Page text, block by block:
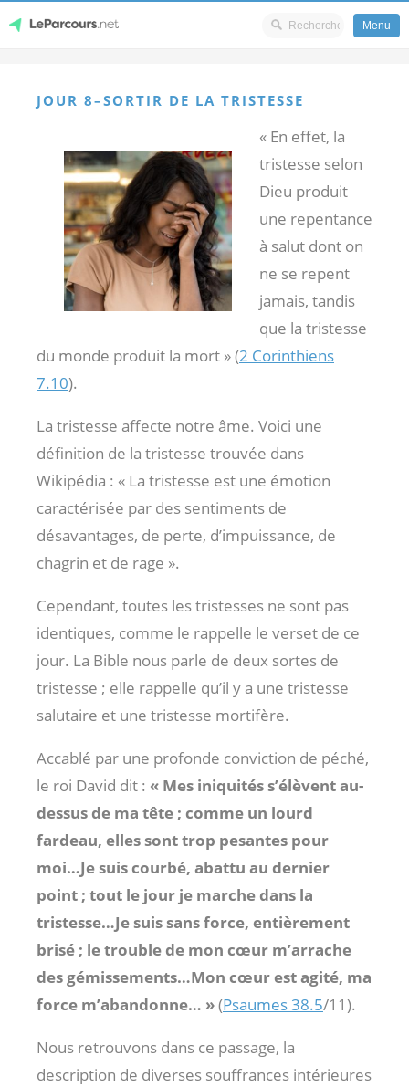
content
Menu
JOUR 8–SORTIR DE LA TRISTESSE
« En effet, la
tristesse selon
Dieu produit
une repentance
à salut dont on
ne se repent
jamais, tandis
que la tristesse
du monde produit la mort » (2 Corinthiens
7.10).
La tristesse affecte notre âme. Voici une
définition de la tristesse trouvée dans
Wikipédia : « La tristesse est une émotion
caractérisée par des sentiments de
désavantages, de perte, d’impuissance, de
chagrin et de rage ».
Cependant, toutes les tristesses ne sont pas
identiques, comme le rappelle le verset de ce
jour. La Bible nous parle de deux sortes de
tristesse ; elle rappelle qu’il y a une tristesse
salutaire et une tristesse mortifère.
Accablé par une profonde conviction de péché,
le roi David dit : « Mes iniquités s’élèvent au-
dessus de ma tête ; comme un lourd
fardeau, elles sont trop pesantes pour
moi…Je suis courbé, abattu au dernier
point ; tout le jour je marche dans la
tristesse…Je suis sans force, entièrement
brisé ; le trouble de mon cœur m’arrache
des gémissements…Mon cœur est agité, ma
force m’abandonne… »(Psaumes 38.5/11).
Nous retrouvons dans ce passage, la
description de diverses souffrances intérieures